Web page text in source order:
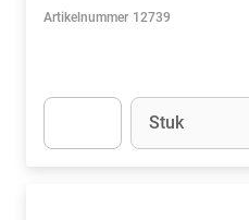
Artikelnummer 12739
Eenheid
Stuk